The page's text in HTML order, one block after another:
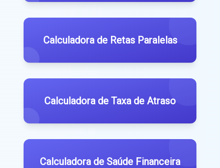
Calculadora de Retas Paralelas
Calculadora de Taxa de Atraso
Calculadora de Saúde Financeira